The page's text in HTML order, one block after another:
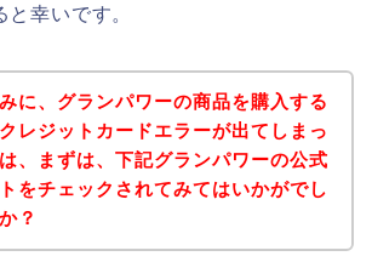
幸いです。
に、グランパワーの商品を購入する
レジットカードエラーが出てしまっ
、まずは、下記グランパワーの公式
をチェックされてみてはいかがでし
？